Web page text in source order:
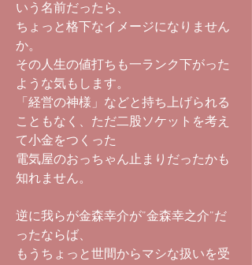
いう名前だったら、
ちょっと格下なイメージになりません
か。
その人生の値打ちも一ランク下がった
ような気もします。
「経営の神様」などと持ち上げられる
こともなく、ただ二股ソケットを考え
て小金をつくった
電気屋のおっちゃん止まりだったかも
知れません。
逆に我らが金森幸介が”金森幸之介”だ
ったならば、
もうちょっと世間からマシな扱いを受